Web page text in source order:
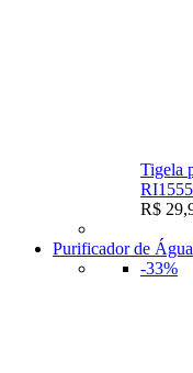
Tigela
R$
Purificador de Água
-33%